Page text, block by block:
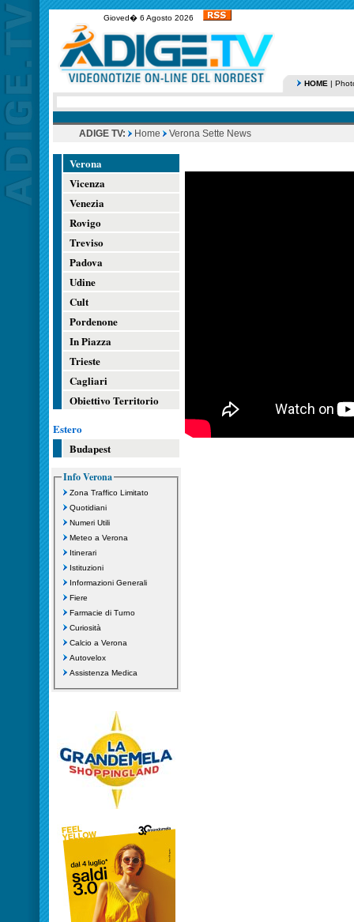
Gioved� 6 Agosto 2026
HOME |
ADIGE TV: Home Verona Sette News
Verona
Vicenza
Venezia
Rovigo
Treviso
Padova
Udine
Cult
Pordenone
In Piazza
Trieste
Cagliari
Obiettivo Territorio
Estero
Budapest
Info Verona
Zona Traffico Limitato
Quotidiani
Numeri Utili
Meteo a Verona
Itinerari
Istituzioni
Informazioni Generali
Fiere
Farmacie di Turno
Curiosità
Calcio a Verona
Autovelox
Assistenza Medica